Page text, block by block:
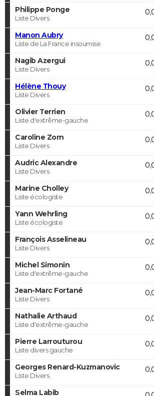
Philippe Ponge
Liste Divers
Manon Aubry
Liste de La France insoumise
Nagib Azergui
Liste Divers
Hélène Thouy
Liste Divers
Olivier Terrien
Liste d'extrême-gauche
Caroline Zorn
Liste Divers
Audric Alexandre
Liste Divers
Marine Cholley
Liste écologiste
Yann Wehrling
Liste écologiste
François Asselineau
Liste Divers
Michel Simonin
Liste d'extrême-gauche
Jean-Marc Fortané
Liste Divers
Nathalie Arthaud
Liste d'extrême-gauche
Pierre Larrouturou
Liste divers gauche
Georges Renard-Kuzmanovic
Liste Divers
Selma Labib